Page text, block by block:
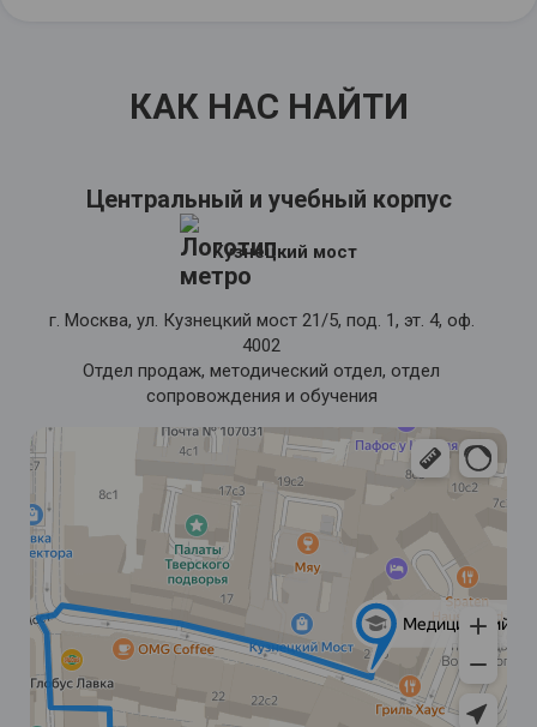
новоиспеченных специалистов.
КАК НАС НАЙТИ
Центральный и учебный корпус
Кузнецкий мост
г. Москва, ул. Кузнецкий мост 21/5, под. 1, эт. 4, оф.
4002
Отдел продаж, методический отдел, отдел
сопровождения и обучения